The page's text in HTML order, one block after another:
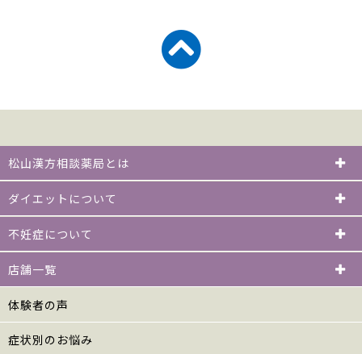
松山漢方相談薬局とは
ダイエットについて
不妊症について
店舗一覧
体験者の声
症状別のお悩み